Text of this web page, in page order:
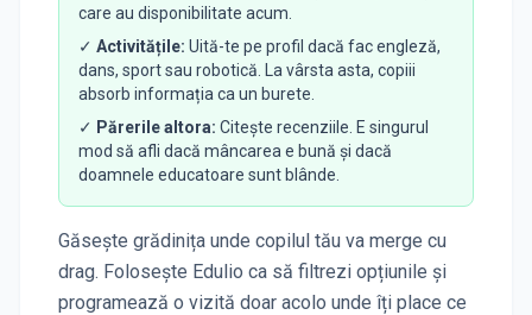
care au disponibilitate acum.
✓ Activitățile: Uită-te pe profil dacă fac engleză,
dans, sport sau robotică. La vârsta asta, copiii
absorb informația ca un burete.
✓ Părerile altora: Citește recenziile. E singurul
mod să afli dacă mâncarea e bună și dacă
doamnele educatoare sunt blânde.
Găsește grădinița unde copilul tău va merge cu
drag. Folosește Edulio ca să filtrezi opțiunile și
programează o vizită doar acolo unde îți place ce